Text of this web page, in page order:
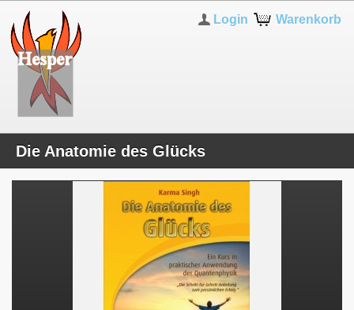
Warenkorb
Login
Die Anatomie des Glücks